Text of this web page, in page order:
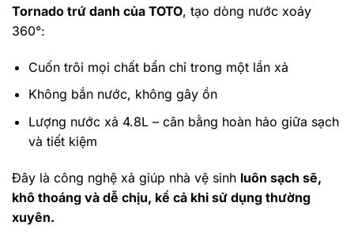
Tornado trứ danh của TOTO, tạo dòng nước xoáy
360°:
Cuốn trôi mọi chất bẩn chỉ trong một lần xả
Không bắn nước, không gây ồn
Lượng nước xả 4.8L – cân bằng hoàn hảo giữa sạch
và tiết kiệm
Đây là công nghệ xả giúp nhà vệ sinh luôn sạch sẽ,
khô thoáng và dễ chịu, kể cả khi sử dụng thường
xuyên.